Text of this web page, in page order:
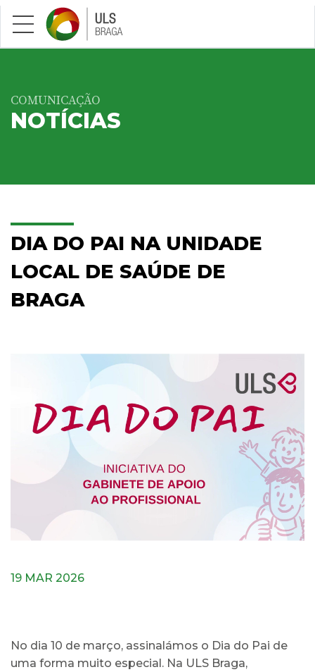
Saltar para conteúdo principal
COMUNICAÇÃO
NOTÍCIAS
DIA DO PAI NA UNIDADE
LOCAL DE SAÚDE DE
BRAGA
19 MAR 2026
No dia 10 de março, assinalámos o Dia do Pai de
uma forma muito especial. Na ULS Braga,